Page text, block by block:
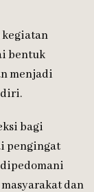
kegiatan
bentuk
menjadi
diri.
bagi
pengingat
dan